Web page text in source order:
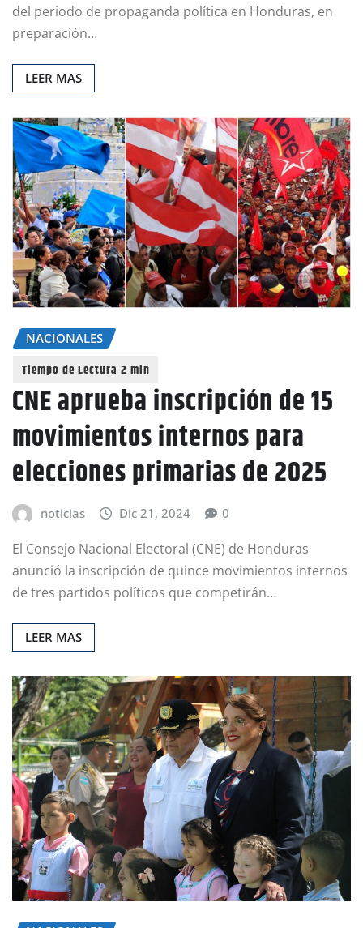
del periodo de propaganda política en Honduras, en
preparación…
LEER MAS
NACIONALES
CNE aprueba inscripción de 15
movimientos internos para
elecciones primarias de 2025
noticias Dic 21, 2024 0
El Consejo Nacional Electoral (CNE) de Honduras
anunció la inscripción de quince movimientos internos
de tres partidos políticos que competirán…
LEER MAS